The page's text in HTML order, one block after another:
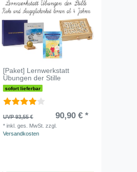
[Paket] Lernwerkstatt
Übungen der Stille
sofort lieferbar
UVP 93,55 € 90,90 € *
*inkl. ges. MwSt. zzgl.
Versandkosten